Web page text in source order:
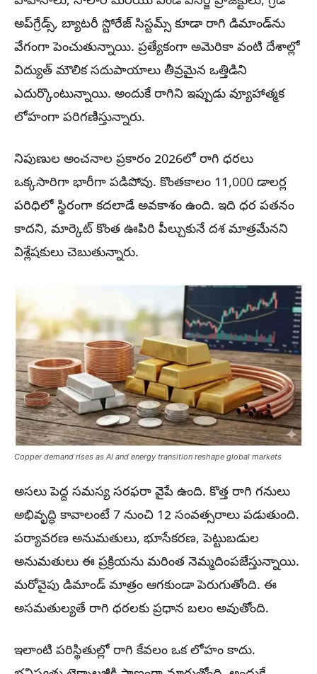
అప్‌గ్రేడ్స్, బ్యాటరీ స్టోరేజ్ సిస్టమ్స్ కూడా రాగి డిమాండ్‌ను
వేగంగా పెంచుతున్నాయి. ప్రత్యేకంగా అమెరికా వంటి దేశాల్లో
విద్యుత్ మౌలిక సదుపాయాలు తీవ్రమైన ఒత్తిడిని
ఎదుర్కొంటున్నాయి. అందుకే రాగిని ఇప్పుడు వ్యూహాత్మక
లోహంగా పరిగణిస్తున్నారు.
నిపుణుల అంచనాల ప్రకారం 2026లో రాగి ధరలు
ఒక్కసారిగా భారీగా పడిపోవు. కొంతకాలం 11,000 డాలర్ల
పరిధిలో స్థిరంగా కదలాడే అవకాశం ఉంది. ఇది ధర పతనం
కాదని, మార్కెట్ కొంత ఊపిరి పీల్చుకునే దశ మాత్రమేనని
విశ్లేషకులు చెబుతున్నారు.
Copper demand rises as AI and energy transition reshape global markets
అసలు పెద్ద సమస్య సరఫరా వైపే ఉంది. కొత్త రాగి గనులు
అభివృద్ధి కావాలంటే 7 నుంచి 12 సంవత్సరాలు పడుతుంది.
పర్యావరణ అనుమతులు, భూసేకరణ, పెట్టుబడుల
అనుమతులు ఈ ప్రక్రియను మరింత నెమ్మదింపజేస్తున్నాయి.
మరోవైపు డిమాండ్ మాత్రం ఆగకుండా పెరుగుతోంది. ఈ
అసమతుల్యతే రాగి ధరలకు ప్రధాన బలం అవుతోంది.
ఇలాంటి పరిస్థితుల్లో రాగి కేవలం ఒక లోహం కాదు.